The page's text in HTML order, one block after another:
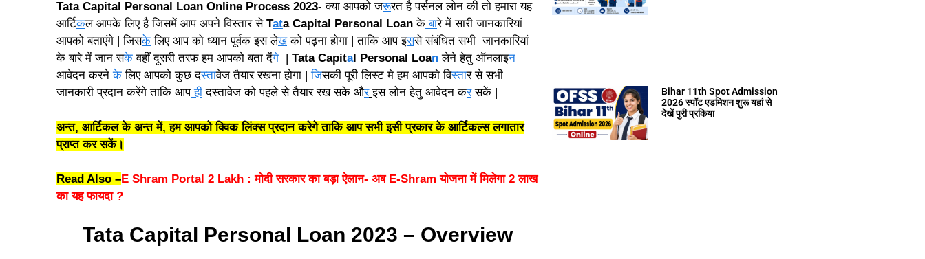
Tata Capital Personal Loan Online Process 2023- क्या आपको जरूरत है पर्सनल लोन की तो हमारा यह
आर्टिकल आपके लिए है जिसमें आप अपने विस्तार से Tata Capital Personal Loan के बारे में सारी जानकारियां
आपको बताएंगे | जिसके लिए आप को ध्यान पूर्वक इस लेखको पढ़ना होगा | ताकि आप इससे संबंधित सभी जानकारियां
के बारे में जान सके वहीं दूसरी तरफ हम आपको बता देंगे Tata Capital Personal Loan लेने हेतु ऑनलाइन
आवेदन करनेके लिए आपको कुछ दस्तावेज तैयार रखना होगा |जिसकी पूरी लिस्ट मे हम आपको विस्तार से सभी
जानकारी प्रदान करेंगे ताकि आपही दस्तावेज को पहले से तैयार रख सके और इस लोन हेतु आवेदन करसकें |
अन्त, आर्टिकल के अन्त में, हम आपको क्विक लिंक्स प्रदान करेगे ताकि आप सभी इसी प्रकार के आर्टिकल्स लगातार
प्राप्त कर सकें।
Read Also –E Shram Portal 2 Lakh : मोदी सरकार का बड़ा ऐलान- अब E-Shram योजना में मिलेगा 2 लाख
का यह फायदा ?
Tata Capital Personal Loan 2023 – Overview
Bihar 11th Spot Admission
2026 स्पॉट एडमिशन शुरू यहां से
देखें पुरी प्रकिया